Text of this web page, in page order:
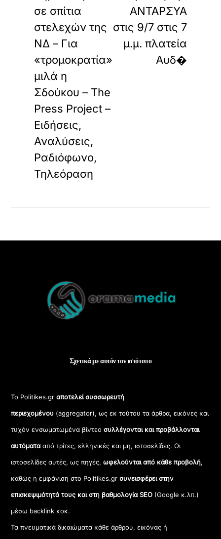
σε σπίτια
στελεχών της
ΝΔ – Για
«τρομοκρατία»
μιλά η
Σδούκου – The
Press Project –
Ειδήσεις,
Αναλύσεις,
Ραδιόφωνο,
Τηλεόραση
ΑΝΤΑΡΣΥΑ
στις 9/7 στις 7
μ.μ. πλατεία
Αυδ�
Top
Σχετικά με αυτόν τον ιστότοπο
Το Politikes.grαποτελεί συσσωρευτή
περιεχομένου (aggregator), ως εκ τούτου τα άρθρα, εικόνες και
τυχόν ενσωματωμένα βίντεοσυλλέγονται και προβάλλονται
αυτόματααπό τρίτες, ελληνικές και μη, ιστοσελίδες. Οι
ιστοσελίδες αυτές, ως πηγές,ωφελούνται από κάθε προβολή,
καθώς η εμφάνιση στο Politikes.gr συνεισφέρει στην
επισκεψιμότητά τους και στη βαθμολογία SEO (Google κ.λπ.)
μέσω backlink κοκ.
Τα πνευματικά δικαιώματα κάθε άρθρου, εικόνας ή